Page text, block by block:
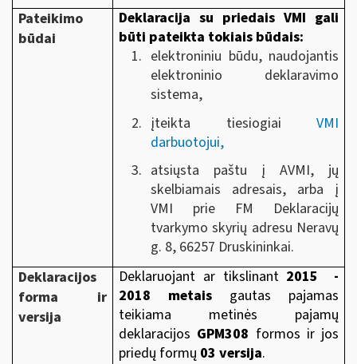
Pateikimo
būdai
Deklaracija su priedais VMI gali
būti pateikta tokiais būdais:
elektroniniu būdu, naudojantis
elektroninio deklaravimo
sistema,
įteikta tiesiogiai VMI
darbuotojui,
atsiųsta paštu į AVMI, jų
skelbiamais adresais, arba į
VMI prie FM Deklaracijų
tvarkymo skyrių adresu Neravų
g. 8, 66257 Druskininkai.
Deklaracijos
forma ir
versija
Deklaruojant ar tikslinant2015 -
2018 metais gautas pajamas
teikiama metinės pajamų
deklaracijos GPM308 formos ir jos
priedų formų 03 versija.